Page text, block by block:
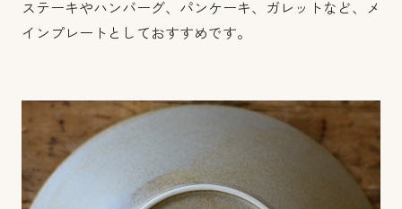
ステーキやハンバーグ、パンケーキ、ガレットなど、メ
インプレートとしておすすめです。